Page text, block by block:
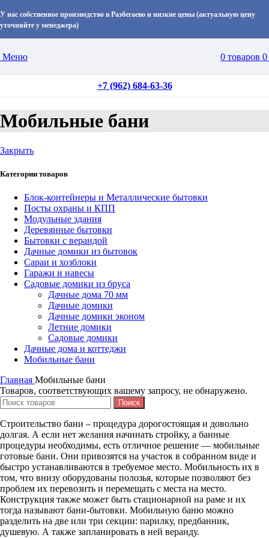
У нас собственное производство в Разбегаево и низкие цены (актуальную цену
уточняйте у менеджера)
Меню 0 товаров 0
+7 (962) 684-63-36
Мобильные бани
Закрыть
Категории товаров
Блок-контейнеры и Металлические бытовки
Посты охраны и КПП
Модульные здания
Деревянные бытовки
Бытовки с верандой
Дачные домики из бытовок
Сараи и хозблоки
Гаражи и навесы
Садовые домики из бруса
Дачные дома 70 мм
Дачные домики
Дачные домики эконом
Летние домики
Садовые домики
Дачные дома и коттеджи
Мобильные бани
Главная Мобильные бани
Товаров, соответствующих вашему запросу, не обнаружено.
Поиск
Строительство бани – процедура дорогостоящая и довольно
долгая. А если нет желания начинать стройку, а банные
процедуры необходимы, есть отличное решение — мобильные
готовые бани. Они привозятся на участок в собранном виде и
быстро устанавливаются в требуемое место. Мобильность их в
том, что внизу оборудованы полозья, которые позволяют без
проблем их перевозить и перемещать с места на место.
Конструкция также может быть стационарной на раме и их
тогда называют бани-бытовки. Мобильную баню можно
разделить на две или три секции: парилку, предбанник,
душевую. А также запланировать в ней веранду.